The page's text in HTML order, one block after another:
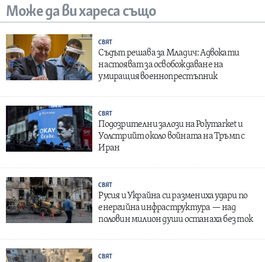
Може да ви хареса също
СВЯТ
Съдът решава за Младич: Адвокати
настояват за освобождаване на
умиращия военнопрестъпник
СВЯТ
Подозрителни залози на Polymarket и
Уолстрийт около войната на Тръмп с
Иран
СВЯТ
Русия и Украйна си размениха удари по
енергийна инфраструктура — над
половин милион души останаха без ток
СВЯТ